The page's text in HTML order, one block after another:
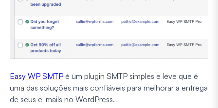
Easy WP SMTP é um plugin SMTP simples e leve que é
uma das soluções mais confiáveis para melhorar a entrega
de seus e-mails no WordPress.